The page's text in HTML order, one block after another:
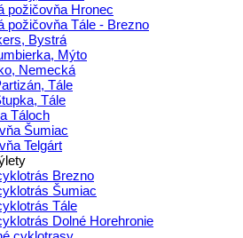
požičovňa Hronec
požičovňa Tále - Brezno
Bystrá
Mýto
Nemecká
Tále
Tále
Táloch
Šumiac
Telgárt
Brezno
Šumiac
Tále
Dolné Horehronie